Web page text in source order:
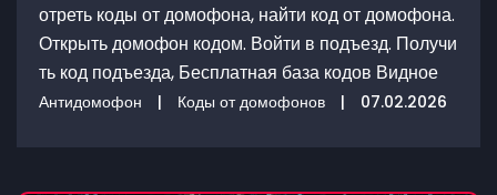
отреть коды от домофона, найти код от домофона.
Открыть домофон кодом. Войти в подъезд. Получи
ть код подъезда, Бесплатная база кодов Видное
Антидомофон | Коды от домофонов | 07.02.2026